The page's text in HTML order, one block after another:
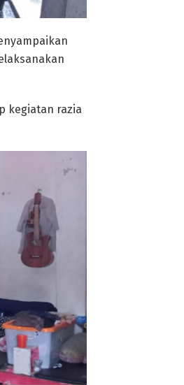
kegiatan razia